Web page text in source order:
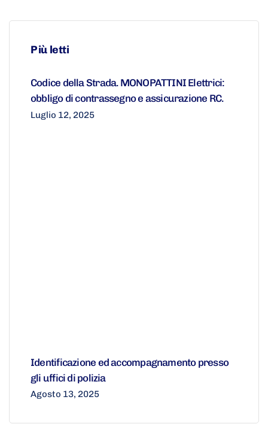
Più letti
Codice della Strada. MONOPATTINI Elettrici:
obbligo di contrassegno e assicurazione RC.
Luglio 12, 2025
Identificazione ed accompagnamento presso
gli uffici di polizia
Agosto 13, 2025